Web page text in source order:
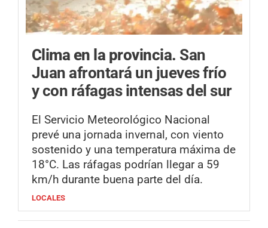
Clima en la provincia. San
Juan afrontará un jueves frío
y con ráfagas intensas del sur
El Servicio Meteorológico Nacional
prevé una jornada invernal, con viento
sostenido y una temperatura máxima de
18°C. Las ráfagas podrían llegar a 59
km/h durante buena parte del día.
LOCALES